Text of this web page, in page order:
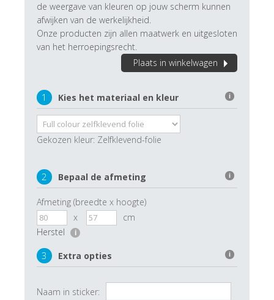
de weergave van kleuren op jouw scherm kunnen
afwijken van de werkelijkheid.
Onze producten zijn allen maatwerk en uitgesloten
van het herroepingsrecht.
Plaats in winkelwagen
1 Kies het materiaal en kleur i
Gekozen kleur: Zelfklevend-folie
2 Bepaal de afmeting i
Afmeting (breedte x hoogte)
x
cm
Herstel
i
3 Extra opties i
Naam in sticker: